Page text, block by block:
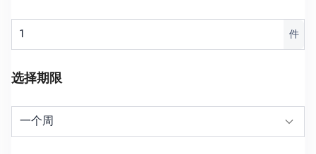
件
选择期限
一个周